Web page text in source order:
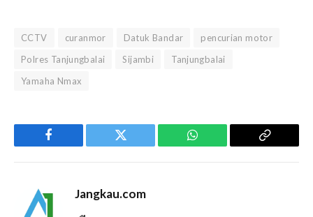
CCTV curanmor Datuk Bandar
pencurian motor
Polres Tanjungbalai
Sijambi
Tanjungbalai
Yamaha Nmax
Facebook Twitter WhatsApp
Copy
Jangkau.com